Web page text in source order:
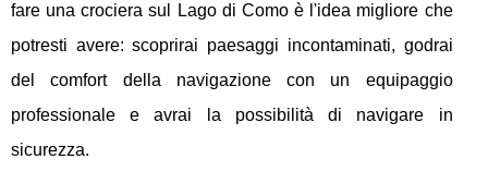
fare una crociera sul Lago di Como è l'idea migliore che
potresti avere: scoprirai paesaggi incontaminati, godrai
del comfort della navigazione con un equipaggio
professionale e avrai la possibilità di navigare in
sicurezza.